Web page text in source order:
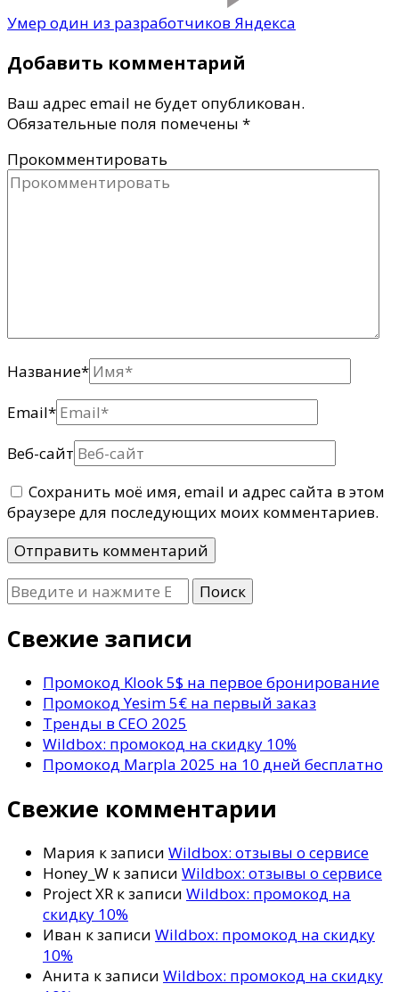
Умер один из разработчиков Яндекса
Добавить комментарий
Ваш адрес email не будет опубликован.
Обязательные поля помечены *
Прокомментировать
Название*
Email*
Веб-сайт
Сохранить моё имя, email и адрес сайта в этом
браузере для последующих моих комментариев.
Ищите
что-
то?
Свежие записи
Промокод Klook 5$ на первое бронирование
Промокод Yesim 5€ на первый заказ
Тренды в СЕО 2025
Wildbox: промокод на скидку 10%
Промокод Marpla 2025 на 10 дней бесплатно
Свежие комментарии
Мария к записи Wildbox: отзывы о сервисе
Honey_W к записи Wildbox: отзывы о сервисе
Project XR к записи Wildbox: промокод на
скидку 10%
Иван к записи Wildbox: промокод на скидку
10%
Анита к записи Wildbox: промокод на скидку